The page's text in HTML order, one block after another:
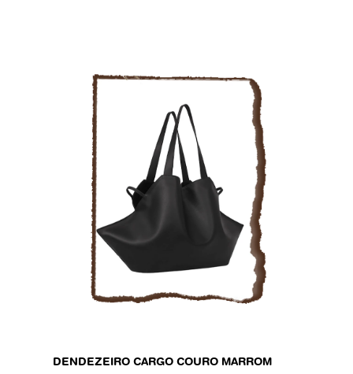
DENDEZEIRO CARGO COURO MARROM